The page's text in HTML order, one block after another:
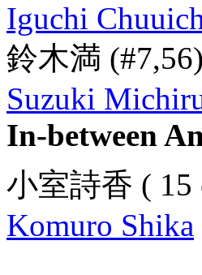
Iguchi
鈴木満 (#7,56)
Suzuki
In-between
小室詩香 ( 15
Komuro Shika